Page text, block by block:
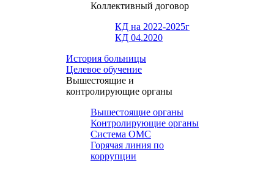
Коллективный договор
КД на 2022-2025г
КД 04.2020
История больницы
Целевое обучение
Вышестоящие и
контролирующие органы
Вышестоящие органы
Контролирующие органы
Система ОМС
Горячая линия по
коррупции